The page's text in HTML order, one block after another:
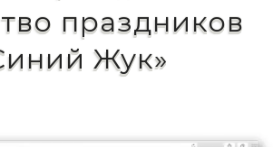
праздников
Жук»